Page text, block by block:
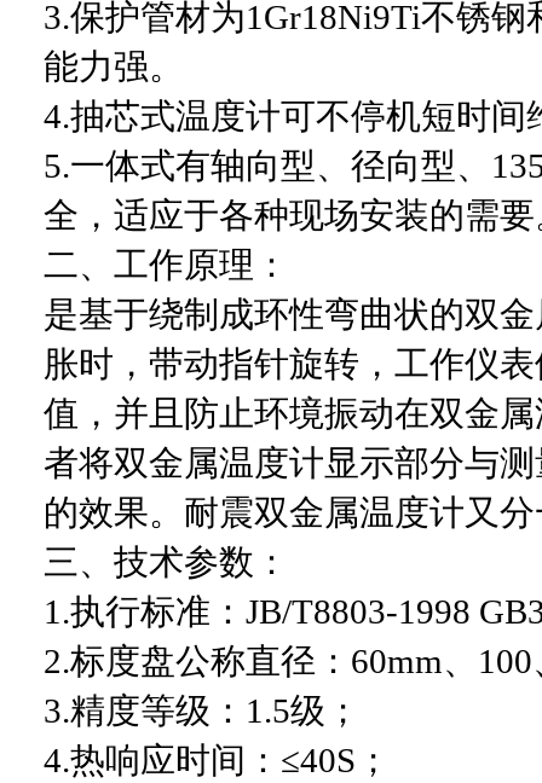
3.保护管材为1Gr18Ni9Ti不锈
能力强。
4.抽芯式温度计可不停机短时间
5.一体式有轴向型、径向型、
全，适应于各种现场安装的需
二、工作原理：
是基于绕制成环性弯曲状的双
胀时，带动指针旋转，工作仪
值，并且防止环境振动在双金
者将双金属温度计显示部分与
的效果。耐震双金属温度计又
三、技术参数：
1.执行标准：JB/T8803-1998
2.标度盘公称直径：60mm、100
3.精度等级：1.5级；
4.热响应时间：≤40S；